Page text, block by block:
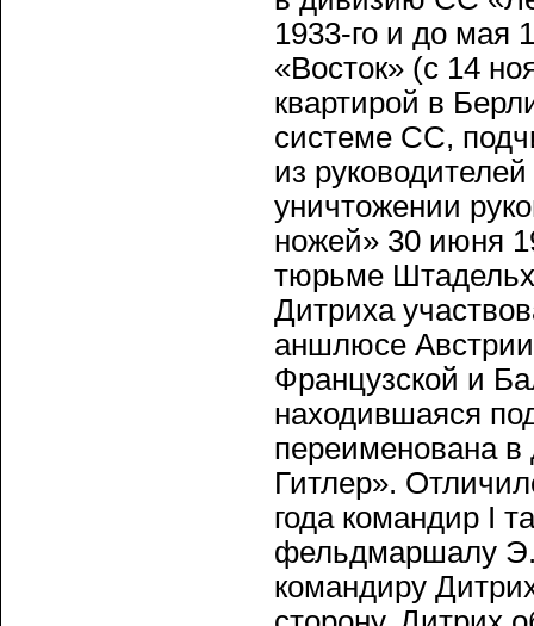
1933-го и до мая
«Восток» (с 14
квартирой в
системе СС,
из
уничтожении
ножей» 30 июня
тюрьме
Дитриха
аншлюсе
Французской и
находившаяся
переименована
Гитлер».
года командир I
фельдмаршалу
командиру